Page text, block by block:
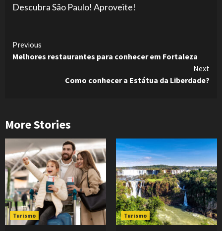
Descubra São Paulo! Aproveite!
Continue
Reading
Previous
Melhores restaurantes para conhecer em Fortaleza
Next
Como conhecer a Estátua da Liberdade?
More Stories
Turismo Turismo